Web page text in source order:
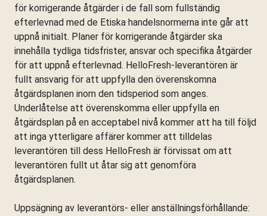
för korrigerande åtgärder i de fall som fullständig
efterlevnad med de Etiska handelsnormerna inte går att
uppnå initialt. Planer för korrigerande åtgärder ska
innehålla tydliga tidsfrister, ansvar och specifika åtgärder
för att uppnå efterlevnad. HelloFresh-leverantören är
fullt ansvarig för att uppfylla den överenskomna
åtgärdsplanen inom den tidsperiod som anges.
Underlåtelse att överenskomma eller uppfylla en
åtgärdsplan på en acceptabel nivå kommer att ha till följd
att inga ytterligare affärer kommer att tilldelas
leverantören till dess HelloFresh är förvissat om att
leverantören fullt ut åtar sig att genomföra
åtgärdsplanen.
Uppsägning av leverantörs- eller anställningsförhållande: